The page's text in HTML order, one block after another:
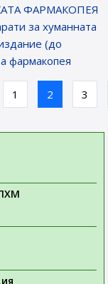
ФАРМАКОПЕЯ
за хуманната
(до
фармакопея
1 2 3